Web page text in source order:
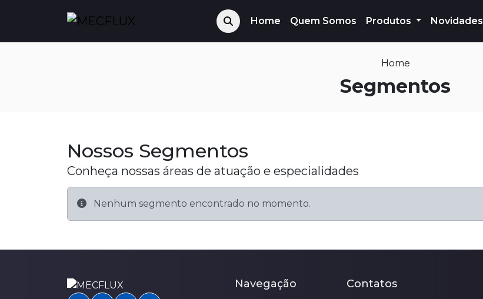
Home Quem Somos Produtos Novidades
Home
Segmentos
Nossos Segmentos
Conheça nossas áreas de atuação e especialidades
Nenhum segmento encontrado no momento.
Navegação Contatos